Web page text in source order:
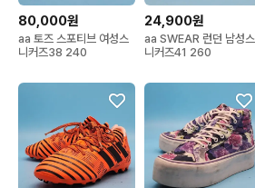
80,000원
aa 토즈 스포티브 여성스
니커즈38 240
24,900원
aa SWEAR 런던 남성스
니커즈41 260